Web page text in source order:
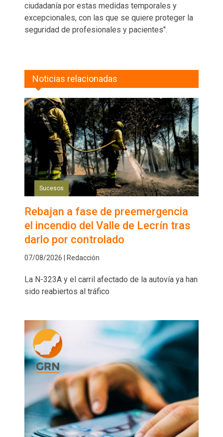
ciudadanía por estas medidas temporales y
excepcionales, con las que se quiere proteger la
seguridad de profesionales y pacientes".
Noticias relacionadas
Sucesos
Rebajan a fase de preemergencia
el incendio del Valle de Lecrín tras
darlo por controlado
07/08/2026 | Redacción
La N-323A y el carril afectado de la autovía ya han
sido reabiertos al tráfico